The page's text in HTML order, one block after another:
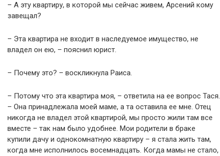
– А эту квартиру, в которой мы сейчас живем, Арсений кому
завещал?
– Эта квартира не входит в наследуемое имущество, не
владел он ею, – пояснил юрист.
– Почему это? – воскликнула Раиса.
– Потому что эта квартира моя, – ответила на ее вопрос Тася.
– Она принадлежала моей маме, а та оставила ее мне. Отец
никогда не владел этой квартирой, мы просто жили там все
вместе – так нам было удобнее. Мои родители в браке
купили дачу и однокомнатную квартиру – я стала жить там,
когда мне исполнилось восемнадцать. Когда мамы не стало,